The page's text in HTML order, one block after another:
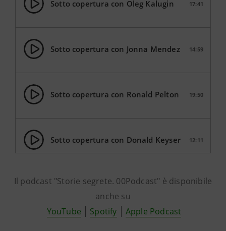
Sotto copertura con Oleg Kalugin 17:41
Sotto copertura con Jonna Mendez 14:59
Sotto copertura con Ronald Pelton 19:50
Sotto copertura con Donald Keyser 12:11
Sotto copertura con Tommaso
13:11
Il podcast "Storie segrete. 00Podcast" è disponibile
anche su
YouTube
Spotify Apple Podcast